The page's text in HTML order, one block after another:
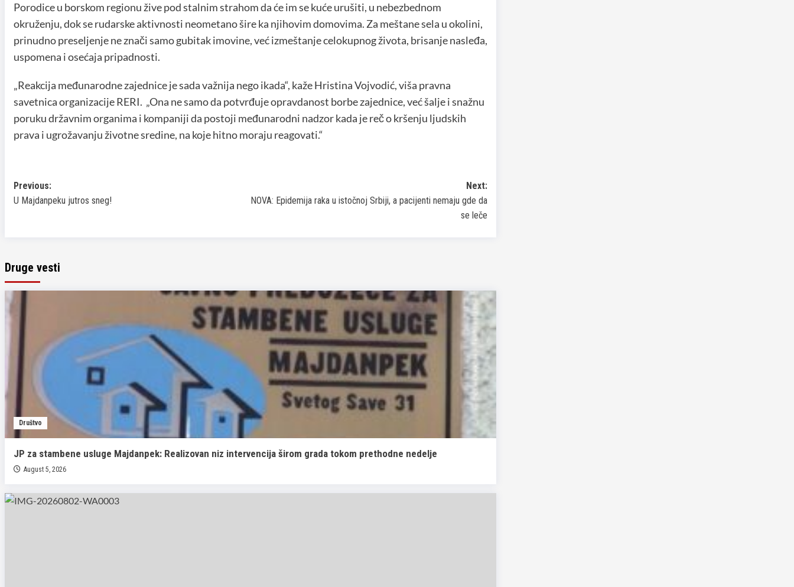
Porodice u borskom regionu žive pod stalnim strahom da će im se kuće urušiti, u nebezbednom
okruženju, dok se rudarske aktivnosti neometano šire ka njihovim domovima. Za meštane sela u okolini,
prinudno preseljenje ne znači samo gubitak imovine, već izmeštanje celokupnog života, brisanje nasleđa,
uspomena i osećaja pripadnosti.
„Reakcija međunarodne zajednice je sada važnija nego ikada“, kaže Hristina Vojvodić, viša pravna
savetnica organizacije RERI. „Ona ne samo da potvrđuje opravdanost borbe zajednice, već šalje i snažnu
poruku državnim organima i kompaniji da postoji međunarodni nadzor kada je reč o kršenju ljudskih
prava i ugrožavanju životne sredine, na koje hitno moraju reagovati.“
Post
Previous:
U Majdanpeku jutros sneg!
Next:
NOVA: Epidemija raka u istočnoj Srbiji, a pacijenti nemaju gde da
se leče
Druge vesti
Društvo
JP za stambene usluge Majdanpek: Realizovan niz intervencija širom grada tokom prethodne nedelje
August 5, 2026